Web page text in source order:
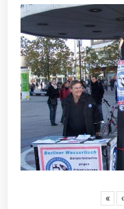
« ‹